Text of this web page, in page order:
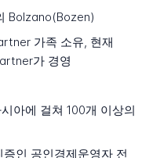
Bolzano(Bozen)
가족 소유, 현재
가 경영
아에 걸쳐 100개 이상의
인 공인경제운영자 전